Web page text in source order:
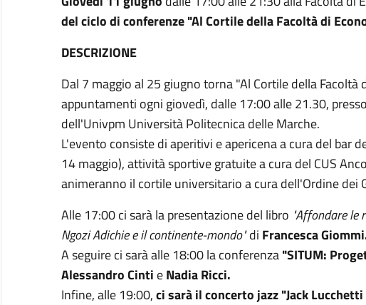
del ciclo di conferenze "Al Cortile della Facoltà di
DESCRIZIONE
Dal 7 maggio al 25 giugno torna "Al Cortile della
appuntamenti ogni giovedì, dalle 17:00 alle 21.30,
dell'Univpm Università Politecnica delle Marche.
L'evento consiste di aperitivi e apericena a cura del bar
14 maggio), attività sportive gratuite a cura del CUS
animeranno il cortile universitario a cura dell'Ordine dei
Alle 17:00 ci sarà la presentazione del libro "Affondare le
Ngozi Adichie e il continente-mondo"di Francesca
A seguire ci sarà alle 18:00 la conferenza"SITUM:
Alessandro Cinti eNadia Ricci.
Infine, alle 19:00,ci sarà il concerto jazz "Jack